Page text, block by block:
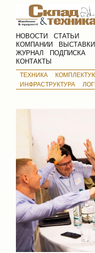
НОВОСТИ
СТАТЬИ
КОМПАНИИ
ВЫСТАВКИ
ЖУРНАЛ
ПОДПИСКА
КОНТАКТЫ
ТЕХНИКА
ИНФРАСТРУКТУРА